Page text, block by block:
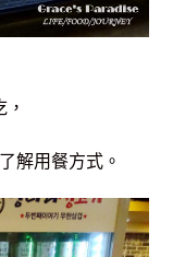
解用餐方式。